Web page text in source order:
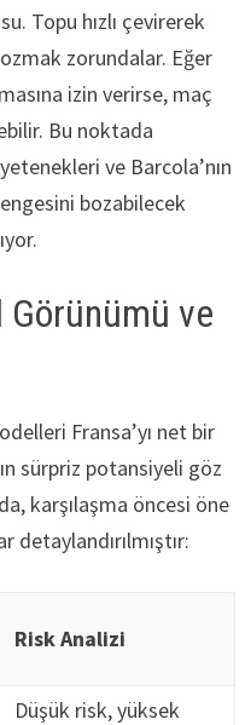
Topu hızlı çevirerek
zorundalar. Eğer
izin verirse, maç
Bu noktada
ve Barcola’nın
bozabilecek
ve
Fransa’yı net bir
sürpriz potansiyeli göz
karşılaşma öncesi öne
detaylandırılmıştır:
Risk Analizi
Düşük risk, yüksek